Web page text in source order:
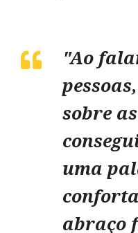
"Ao
sobre
uma
abraço